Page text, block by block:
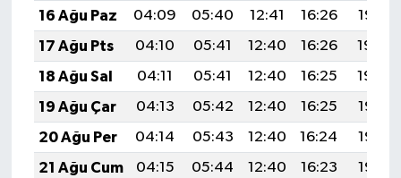
16 Ağu Paz
04:09 05:40 12:41 16:26
19:32
17 Ağu Pts
04:10 05:41 12:40 16:26
19:30
18 Ağu Sal
04:11 05:41 12:40 16:25
19:29
19 Ağu Çar
04:13 05:42 12:40 16:25
19:28
20 Ağu Per
04:14 05:43 12:40 16:24
19:26
21 Ağu Cum
04:15 05:44 12:40 16:23
19:25